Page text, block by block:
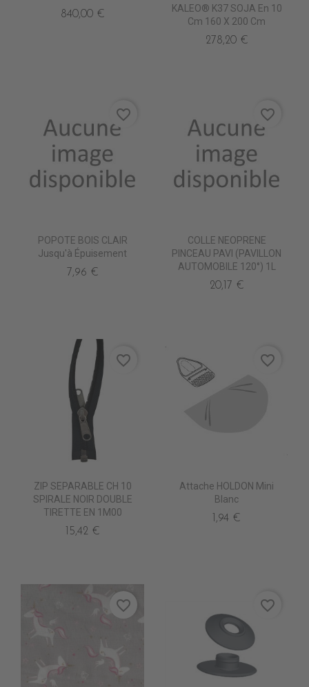
840,00 €
KALEO® K37 SOJA En 10
Cm 160 X 200 Cm
278,20 €
POPOTE BOIS CLAIR
Jusqu'à Épuisement
7,96 €
favorite_border
COLLE NEOPRENE
PINCEAU PAVI (PAVILLON
AUTOMOBILE 120°) 1L
20,17 €
favorite_border
ZIP SEPARABLE CH 10
SPIRALE NOIR DOUBLE
TIRETTE EN 1M00
15,42 €
favorite_border
Attache HOLDON Mini
Blanc
1,94 €
favorite_border
favorite_border favorite_border